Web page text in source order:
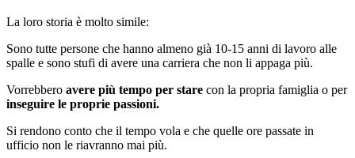
La loro storia è molto simile:
Sono tutte persone che hanno almeno già 10-15 anni di lavoro alle
spalle e sono stufi di avere una carriera che non li appaga più.
Vorrebbero avere più tempo per stare con la propria famiglia o per
inseguire le proprie passioni.
Si rendono conto che il tempo vola e che quelle ore passate in
ufficio non le riavranno mai più.